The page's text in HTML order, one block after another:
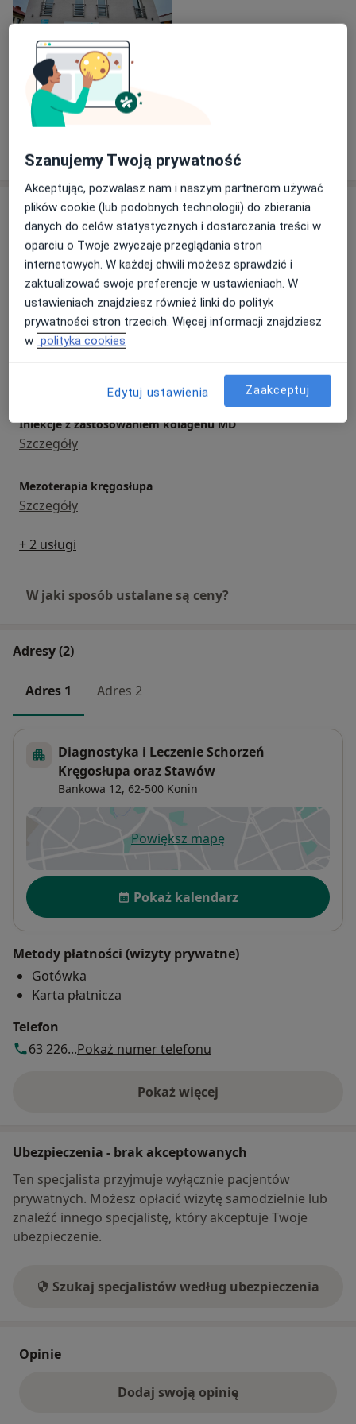
zakresu schorzeń kręgosłupa na konferencjach,
sympozjach oraz zjazdach naukowych. -
Przewodniczący Komitetu Organizacyjnego oraz
Członek Komitetu Naukowego I, II, III, IV, V i VI
Ogólnopolskiej Konferencji Rehabilitacji,
(Neuro)Ortopedii i Komunikacji Medycznej. Zakres
wykonywanych procedur medycznych: - diagnostyka
mezoterapii w zespołach bólowych kręgosłupa,
kręgosłupa: termolezja / wertebroplastyka / operacje
nerwów obwodowych / inne. - zastosowanie
specjalistycznej fizjoterapii w zespołach bólowych
kręgosłupa (ścisła współpraca lekarz-fizjoterapeuta), -
diagnostyka schorzeń narządu ruchu, szczególnie
choroby zwyrodnieniowej, - iniekcje dostawowe. -
iniekcje około stawowe. - zastosowanie mezoterapii w
schorzeniach narządu ruchu, - konsultacje
ortopedyczne.
Zobacz galerię (1)
o doświadczeniu
Usługi i ceny
Konsultacja ortopedyczna
300 zł Szczegóły
Iniekcje dostawowe
Szczegóły
Iniekcje z zastosowaniem kolagenu MD
Szczegóły
Mezoterapia kręgosłupa
Szczegóły
+ 2 usługi
W jaki sposób ustalane są ceny?
Adresy (2)
Adres 1 Adres 2
Diagnostyka i Leczenie Schorzeń
Kręgosłupa oraz Stawów
Bankowa 12, 62-500 Konin
Powiększ mapęotwiera się w nowej karcie
Dostępność
Pokaż kalendarz
Metody płatności (wizyty prywatne)
Gotówka
Karta płatnicza
Telefon
63 226...Pokaż numer telefonu
Pokaż więcej
o adresie
Ubezpieczenia - brak akceptowanych
Ten specjalista przyjmuje wyłącznie pacjentów
prywatnych. Możesz opłacić wizytę samodzielnie lub
znaleźć innego specjalistę, który akceptuje Twoje
ubezpieczenie.
Szukaj specjalistów według ubezpieczenia
Opinie
Dodaj swoją opinię
Szanujemy Twoją prywatność
Akceptując, pozwalasz nam i naszym partnerom używać
plików cookie (lub podobnych technologii) do zbierania
danych do celów statystycznych i dostarczania treści w
oparciu o Twoje zwyczaje przeglądania stron
internetowych. W każdej chwili możesz sprawdzić i
zaktualizować swoje preferencje w ustawieniach. W
ustawieniach znajdziesz również linki do polityk
prywatności stron trzecich. Więcej informacji znajdziesz
w polityka cookies
Edytuj ustawienia Zaakceptuj